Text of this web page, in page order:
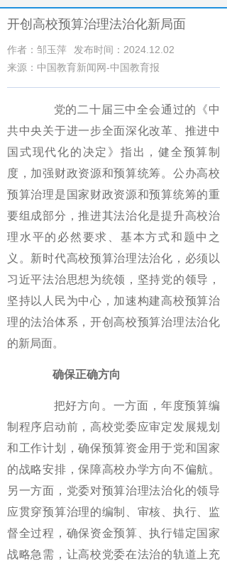
开创高校预算治理法治化新局面
作者：邹玉萍
发布时间：2024.12.02
来源：中国教育新闻网-中国教育报
党的二十届三中全会通过的《中
共中央关于进一步全面深化改革、推进中
国式现代化的决定》指出，健全预算制
度，加强财政资源和预算统筹。公办高校
预算治理是国家财政资源和预算统筹的重
要组成部分，推进其法治化是提升高校治
理水平的必然要求、基本方式和题中之
义。新时代高校预算治理法治化，必须以
习近平法治思想为统领，坚持党的领导，
坚持以人民为中心，加速构建高校预算治
理的法治体系，开创高校预算治理法治化
的新局面。
确保正确方向
把好方向。一方面，年度预算编
制程序启动前，高校党委应审定发展规划
和工作计划，确保预算资金用于党和国家
的战略安排，保障高校办学方向不偏航。
另一方面，党委对预算治理法治化的领导
应贯穿预算治理的编制、审核、执行、监
督全过程，确保资金预算、执行锚定国家
战略急需，让高校党委在法治的轨道上充